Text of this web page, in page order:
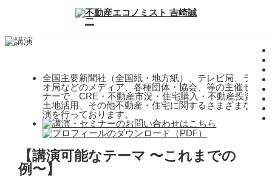
全国主要新聞社（全国紙・地方紙）、テレビ局、ラジ
オ局などのメディア、各種団体・協会、等の主催セミ
ナーで、CRE・不動産市況・住宅購入・不動産投資・
土地活用、その他不動産・住宅に関するさまざまな講
演を行っております。
【講演可能なテーマ 〜これまでの
例〜】